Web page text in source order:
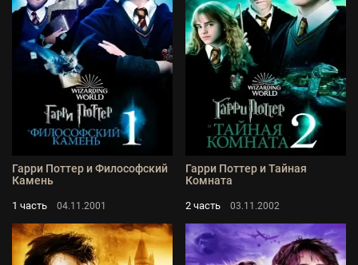
Гарри Поттер и Философский
Камень
1 часть 04.11.2001
Гарри Поттер и Тайная
Комната
2 часть 03.11.2002